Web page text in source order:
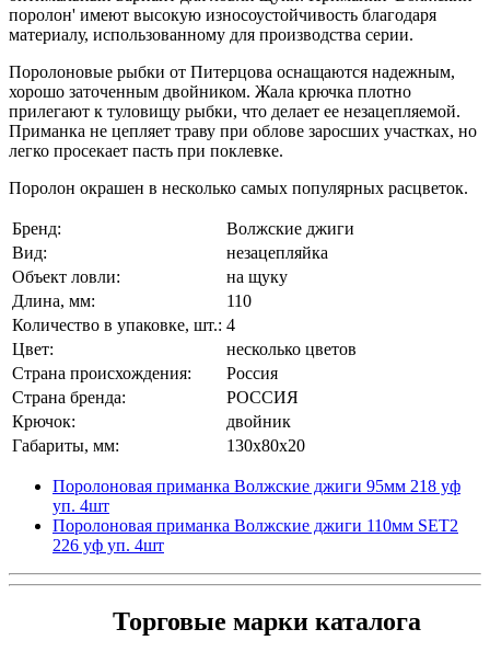
поролон' имеют высокую износоустойчивость благодаря
материалу, использованному для производства серии.
Поролоновые рыбки от Питерцова оснащаются надежным,
хорошо заточенным двойником. Жала крючка плотно
прилегают к туловищу рыбки, что делает ее незацепляемой.
Приманка не цепляет траву при облове заросших участках, но
легко просекает пасть при поклевке.
Поролон окрашен в несколько самых популярных расцветок.
Бренд:
Волжские джиги
Вид:
незацепляйка
Объект ловли:
на щуку
Длина, мм:
110
Количество в упаковке, шт.: 4
Цвет:
несколько цветов
Страна происхождения:
Россия
Страна бренда:
РОССИЯ
Крючок:
двойник
Габариты, мм:
130x80x20
Поролоновая приманка Волжские джиги 95мм 218 уф
уп. 4шт
Поролоновая приманка Волжские джиги 110мм SET2
226 уф уп. 4шт
Торговые марки каталога